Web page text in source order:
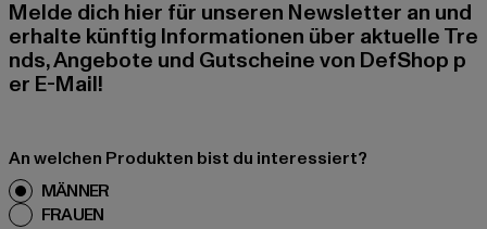
Melde dich hier für unseren Newsletter an und
erhalte künftig Informationen über aktuelle Tre
nds, Angebote und Gutscheine von DefShop p
er E-Mail!
An welchen Produkten bist du interessiert?
MÄNNER
FRAUEN